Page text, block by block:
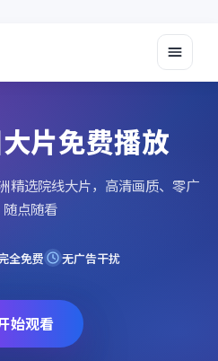
片免费播放
精选院线大片，高清画质、零广
点随看
全免费 无广告干扰
始观看